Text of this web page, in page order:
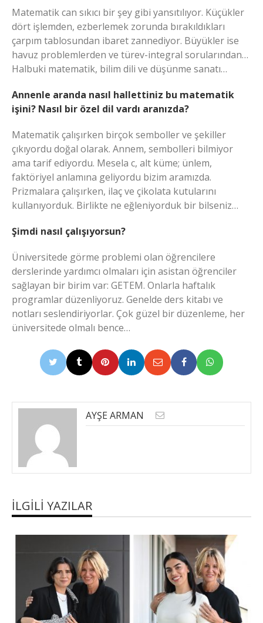
Matematik can sıkıcı bir şey gibi yansıtılıyor. Küçükler
dört işlemden, ezberlemek zorunda bırakıldıkları
çarpım tablosundan ibaret zannediyor. Büyükler ise
havuz problemlerden ve türev-integral sorularından…
Halbuki matematik, bilim dili ve düşünme sanatı…
Annenle aranda nasıl hallettiniz bu matematik
işini? Nasıl bir özel dil vardı aranızda?
Matematik çalışırken birçok semboller ve şekiller
çıkıyordu doğal olarak. Annem, sembolleri bilmiyor
ama tarif ediyordu. Mesela c, alt küme; ünlem,
faktöriyel anlamına geliyordu bizim aramızda.
Prizmalara çalışırken, ilaç ve çikolata kutularını
kullanıyorduk. Birlikte ne eğleniyorduk bir bilseniz…
Şimdi nasıl çalışıyorsun?
Üniversitede görme problemi olan öğrencilere
derslerinde yardımcı olmaları için asistan öğrenciler
sağlayan bir birim var: GETEM. Onlarla haftalık
programlar düzenliyoruz. Genelde ders kitabı ve
notları seslendiriyorlar. Çok güzel bir düzenleme, her
üniversitede olmalı bence…
AYŞE ARMAN
İLGILI YAZILAR